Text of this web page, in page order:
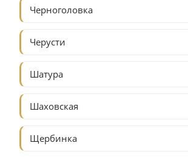
Черноголовка
Черусти
Шатура
Шаховская
Щербинка